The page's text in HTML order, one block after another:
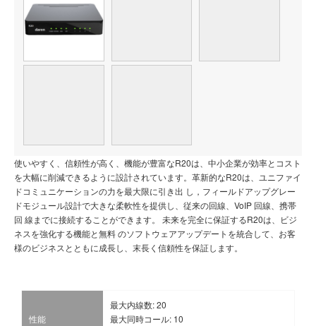
使いやすく、信頼性が高く、機能が豊富なR20は、中小企業が効率とコスト
を大幅に削減できるように設計されています。革新的なR20は、ユニファイ
ドコミュニケーションの力を最大限に引き出 し，フィールドアップグレー
ドモジュール設計で大きな柔軟性を提供し、従来の回線、VoIP 回線、携帯
回 線までに接続することができます。 未来を完全に保証するR20は、ビジ
ネスを強化する機能と無料 のソフトウェアアップデートを統合して、お客
様のビジネスとともに成長し、末長く信頼性を保証します。
性能
最大内線数: 20
最大同時コール: 10